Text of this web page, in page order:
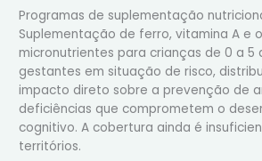
Programas de suplementação
Suplementação de ferro, vitamina A e
micronutrientes para crianças de 0 a 5
gestantes em situação de risco,
impacto direto sobre a prevenção de
deficiências que comprometem o
cognitivo. A cobertura ainda é
territórios.